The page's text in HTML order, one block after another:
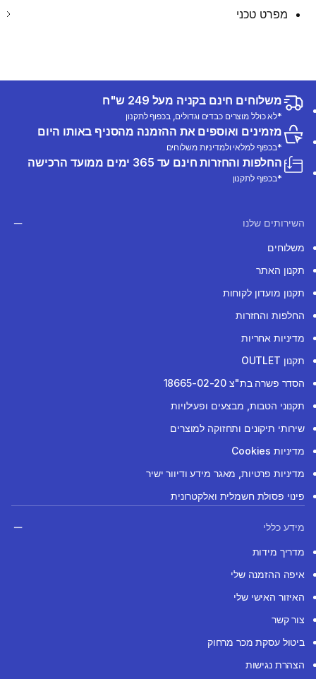
מפרט טכני
משלוחים חינם בקניה מעל 249 ש"ח
*לא כולל מוצרים כבדים וגדולים, בכפוף לתקנון
מזמינים ואוספים את ההזמנה מהסניף באותו היום
*בכפוף למלאי ולמדיניות משלוחים
החלפות והחזרות חינם עד 365 ימים ממועד הרכישה
*בכפוף לתקנון
השירותים שלנו
משלוחים
תקנון האתר
תקנון מועדון לקוחות
החלפות והחזרות
מדיניות אחריות
תקנון OUTLET
הסדר פשרה בת"צ 18665-02-20
תקנוני הטבות, מבצעים ופעילויות
שירותי תיקונים ותחזוקה למוצרים
מדיניות Cookies
מדיניות פרטיות, מאגר מידע ודיוור ישיר
פינוי פסולת חשמלית ואלקטרונית
מידע כללי
מדריך מידות
איפה ההזמנה שלי
האיזור האישי שלי
צור קשר
ביטול עסקת מכר מרחוק
הצהרת נגישות